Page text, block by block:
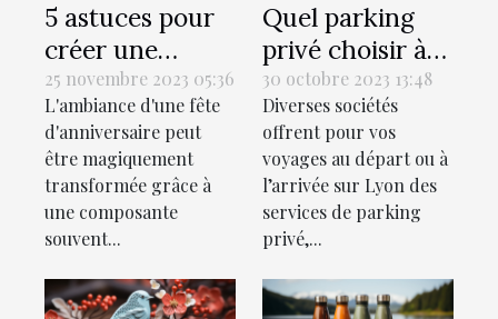
5 astuces pour
créer une
playlist
personnalisée
pour la fête
d'anniversaire
parfaite
25 novembre 2023 05:36
L'ambiance d'une fête
d'anniversaire peut
être magiquement
transformée grâce à
une composante
souvent...
Quel parking
privé choisir à
Lyon lors de vos
voyages ?
30 octobre 2023 13:48
Diverses sociétés
offrent pour vos
voyages au départ ou à
l’arrivée sur Lyon des
services de parking
privé,...